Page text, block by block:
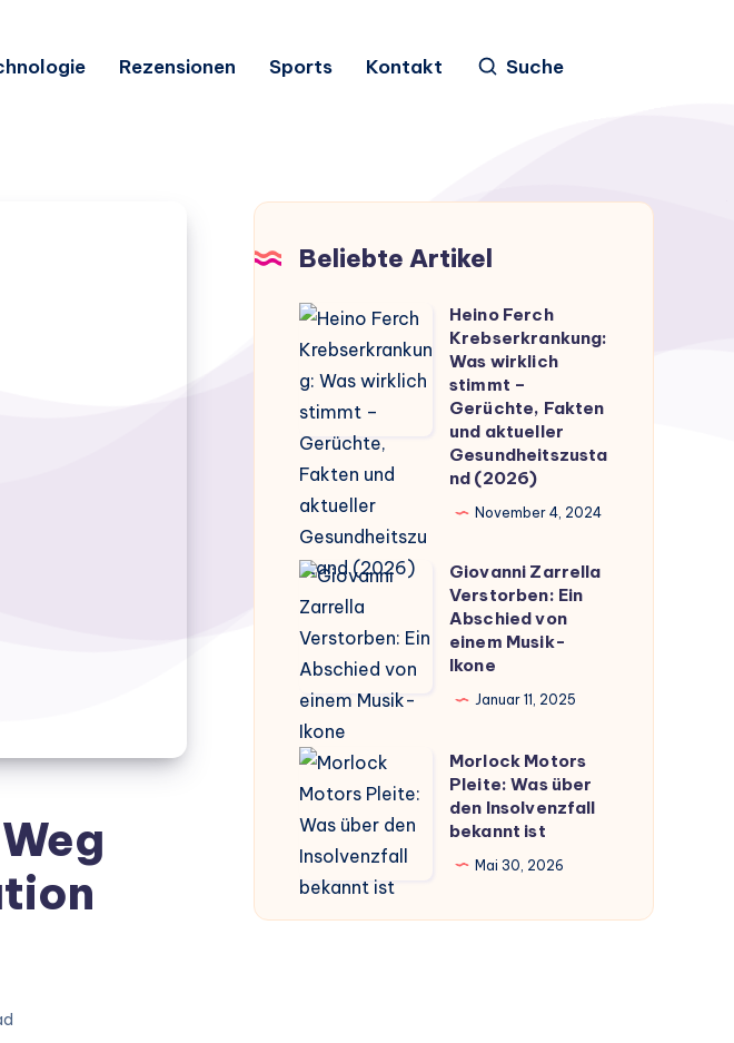
Rezensionen Sports Kontakt Suche
Beliebte Artikel
Heino
Ferch
Krebserkrankung:
Was
wirklich
stimmt
–
Gerüchte,
Fakten
und
aktueller
Gesundheitszustand
(2026)
Heino Ferch
Krebserkrankung:
Was wirklich
stimmt –
Gerüchte, Fakten
und aktueller
Gesundheitszusta
nd (2026)
November 4, 2024
Giovanni
Zarrella
Verstorben:
Ein
Abschied
von
einem
Musik-
Ikone
Giovanni Zarrella
Verstorben: Ein
Abschied von
einem Musik-
Ikone
Januar 11, 2025
Morlock
Motors
Pleite:
Was
über
den
Morlock Motors
Pleite: Was über
den Insolvenzfall
bekannt ist
Mai 30, 2026